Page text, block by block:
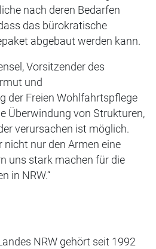
nach deren Bedarfen
das bürokratische
abgebaut werden kann.
Vorsitzender des
und
der Freien Wohlfahrtspflege
Überwindung von Strukturen,
verursachen ist möglich.
nur den Armen eine
uns stark machen für die
in NRW.“
NRW gehört seit 1992